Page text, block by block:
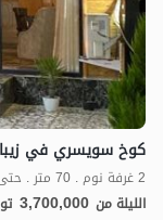
كوخ سويسري في
2 غرفة نوم . 70 متر . حتى 6 ضيف
الليلة من 3,700,000